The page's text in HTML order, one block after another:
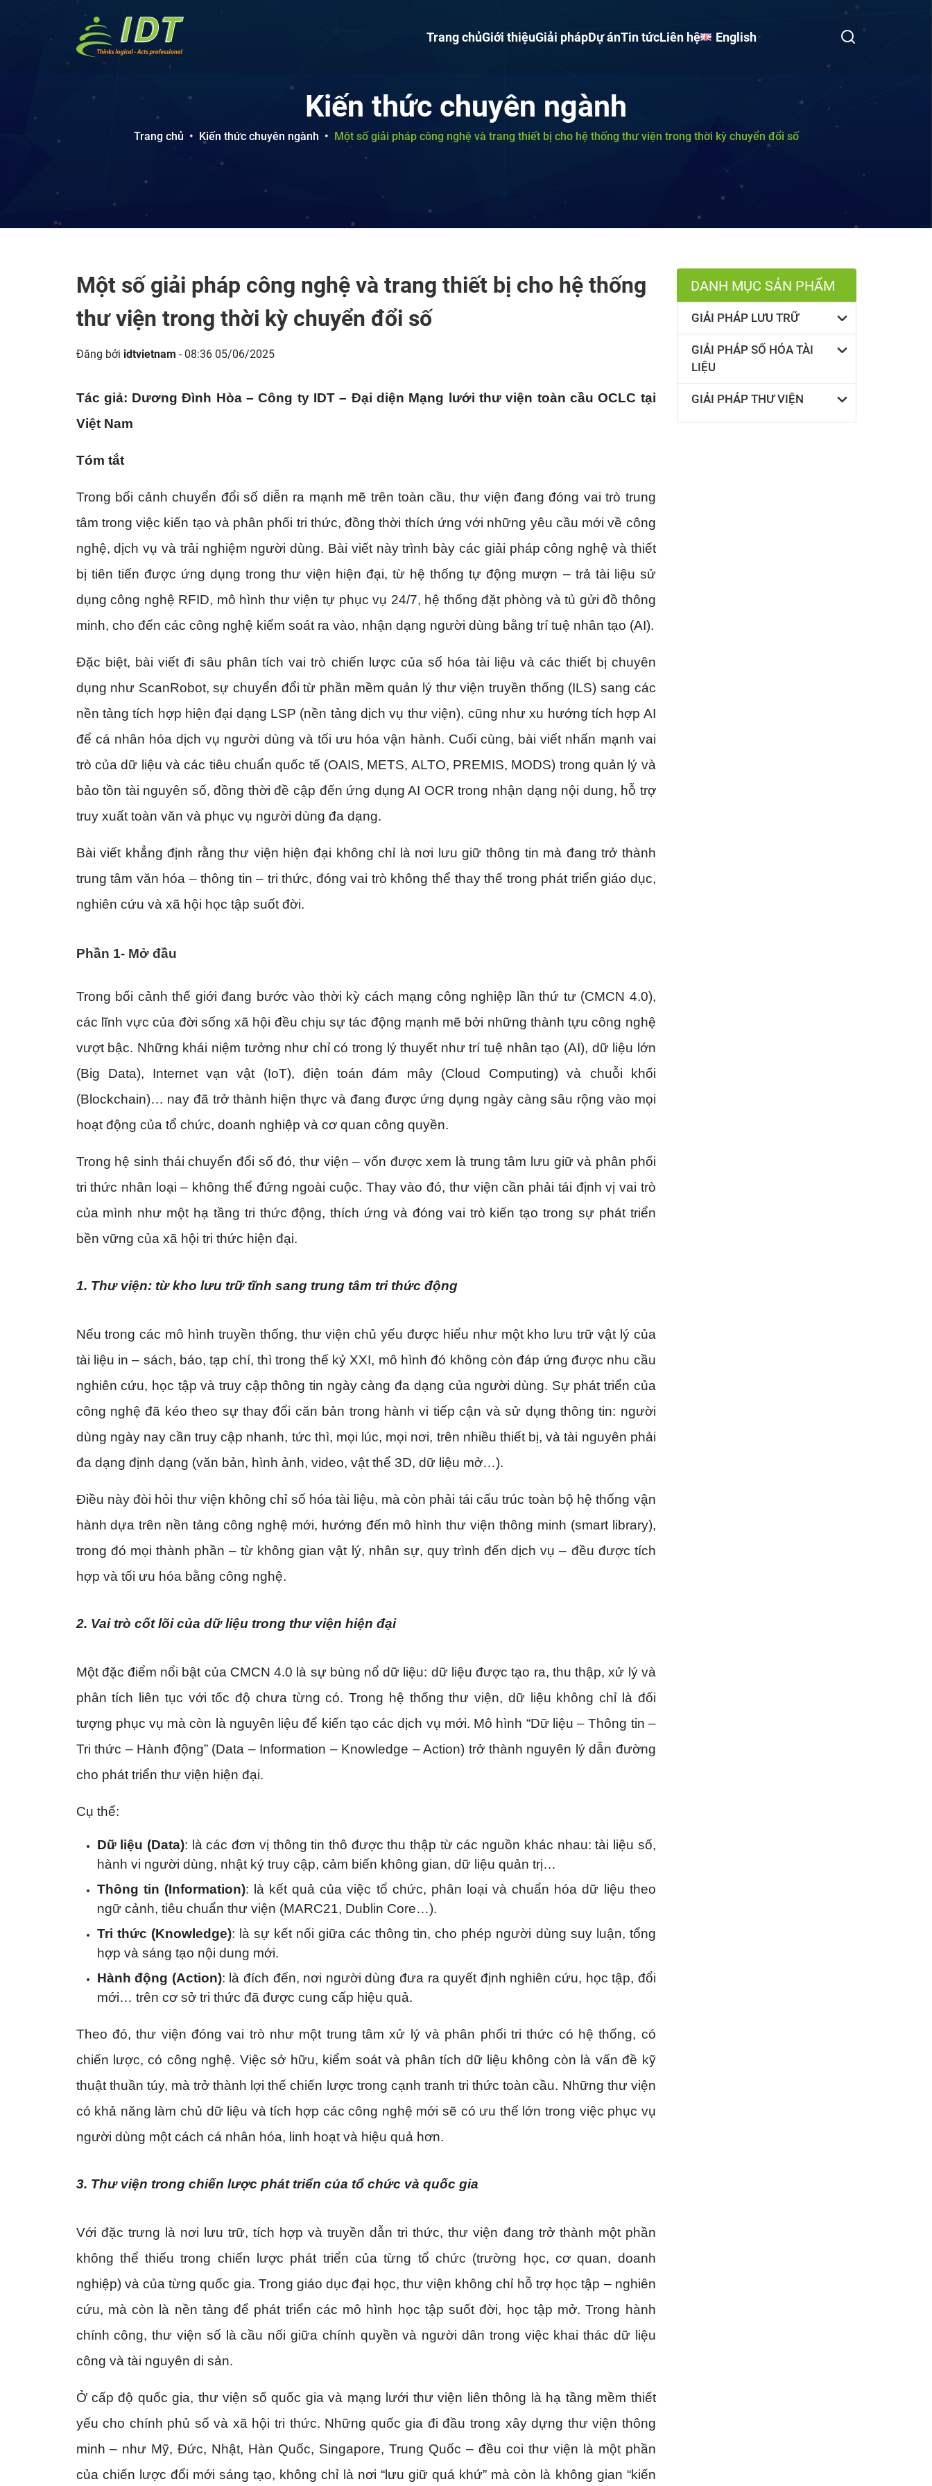
Trang chủGiới thiệuGiải phápDự ánTin tứcLiên hệ English
Kiến thức chuyên ngành
Trang chủ • Kiến thức chuyên ngành • Một số giải pháp công nghệ và trang thiết bị cho hệ thống thư viện trong thời kỳ chuyển đổi số
Một số giải pháp công nghệ và trang thiết bị cho hệ thống
thư viện trong thời kỳ chuyển đổi số
Đăng bởi idtvietnam - 08:36 05/06/2025
Tác giả: Dương Đình Hòa – Công ty IDT – Đại diện Mạng lưới thư viện toàn cầu OCLC tại
Việt Nam
Tóm tắt
Trong bối cảnh chuyển đổi số diễn ra mạnh mẽ trên toàn cầu, thư viện đang đóng vai trò trung
tâm trong việc kiến tạo và phân phối tri thức, đồng thời thích ứng với những yêu cầu mới về công
nghệ, dịch vụ và trải nghiệm người dùng. Bài viết này trình bày các giải pháp công nghệ và thiết
bị tiên tiến được ứng dụng trong thư viện hiện đại, từ hệ thống tự động mượn – trả tài liệu sử
dụng công nghệ RFID, mô hình thư viện tự phục vụ 24/7, hệ thống đặt phòng và tủ gửi đồ thông
minh, cho đến các công nghệ kiểm soát ra vào, nhận dạng người dùng bằng trí tuệ nhân tạo (AI).
Đặc biệt, bài viết đi sâu phân tích vai trò chiến lược của số hóa tài liệu và các thiết bị chuyên
dụng như ScanRobot, sự chuyển đổi từ phần mềm quản lý thư viện truyền thống (ILS) sang các
nền tảng tích hợp hiện đại dạng LSP (nền tảng dịch vụ thư viện), cũng như xu hướng tích hợp AI
để cá nhân hóa dịch vụ người dùng và tối ưu hóa vận hành. Cuối cùng, bài viết nhấn mạnh vai
trò của dữ liệu và các tiêu chuẩn quốc tế (OAIS, METS, ALTO, PREMIS, MODS) trong quản lý và
bảo tồn tài nguyên số, đồng thời đề cập đến ứng dụng AI OCR trong nhận dạng nội dung, hỗ trợ
truy xuất toàn văn và phục vụ người dùng đa dạng.
Bài viết khẳng định rằng thư viện hiện đại không chỉ là nơi lưu giữ thông tin mà đang trở thành
trung tâm văn hóa – thông tin – tri thức, đóng vai trò không thể thay thế trong phát triển giáo dục,
nghiên cứu và xã hội học tập suốt đời.
Phần 1- Mở đầu
Trong bối cảnh thế giới đang bước vào thời kỳ cách mạng công nghiệp lần thứ tư (CMCN 4.0),
các lĩnh vực của đời sống xã hội đều chịu sự tác động mạnh mẽ bởi những thành tựu công nghệ
vượt bậc. Những khái niệm tưởng như chỉ có trong lý thuyết như trí tuệ nhân tạo (AI), dữ liệu lớn
(Big Data), Internet vạn vật (IoT), điện toán đám mây (Cloud Computing) và chuỗi khối
(Blockchain)… nay đã trở thành hiện thực và đang được ứng dụng ngày càng sâu rộng vào mọi
hoạt động của tổ chức, doanh nghiệp và cơ quan công quyền.
Trong hệ sinh thái chuyển đổi số đó, thư viện – vốn được xem là trung tâm lưu giữ và phân phối
tri thức nhân loại – không thể đứng ngoài cuộc. Thay vào đó, thư viện cần phải tái định vị vai trò
của mình như một hạ tầng tri thức động, thích ứng và đóng vai trò kiến tạo trong sự phát triển
bền vững của xã hội tri thức hiện đại.
1. Thư viện: từ kho lưu trữ tĩnh sang trung tâm tri thức động
Nếu trong các mô hình truyền thống, thư viện chủ yếu được hiểu như một kho lưu trữ vật lý của
tài liệu in – sách, báo, tạp chí, thì trong thế kỷ XXI, mô hình đó không còn đáp ứng được nhu cầu
nghiên cứu, học tập và truy cập thông tin ngày càng đa dạng của người dùng. Sự phát triển của
công nghệ đã kéo theo sự thay đổi căn bản trong hành vi tiếp cận và sử dụng thông tin: người
dùng ngày nay cần truy cập nhanh, tức thì, mọi lúc, mọi nơi, trên nhiều thiết bị, và tài nguyên phải
đa dạng định dạng (văn bản, hình ảnh, video, vật thể 3D, dữ liệu mở…).
Điều này đòi hỏi thư viện không chỉ số hóa tài liệu, mà còn phải tái cấu trúc toàn bộ hệ thống vận
hành dựa trên nền tảng công nghệ mới, hướng đến mô hình thư viện thông minh (smart library),
trong đó mọi thành phần – từ không gian vật lý, nhân sự, quy trình đến dịch vụ – đều được tích
hợp và tối ưu hóa bằng công nghệ.
2. Vai trò cốt lõi của dữ liệu trong thư viện hiện đại
Một đặc điểm nổi bật của CMCN 4.0 là sự bùng nổ dữ liệu: dữ liệu được tạo ra, thu thập, xử lý và
phân tích liên tục với tốc độ chưa từng có. Trong hệ thống thư viện, dữ liệu không chỉ là đối
tượng phục vụ mà còn là nguyên liệu để kiến tạo các dịch vụ mới. Mô hình “Dữ liệu – Thông tin –
Tri thức – Hành động” (Data – Information – Knowledge – Action) trở thành nguyên lý dẫn đường
cho phát triển thư viện hiện đại.
Cụ thể:
Dữ liệu (Data): là các đơn vị thông tin thô được thu thập từ các nguồn khác nhau: tài liệu số,
hành vi người dùng, nhật ký truy cập, cảm biến không gian, dữ liệu quản trị…
Thông tin (Information): là kết quả của việc tổ chức, phân loại và chuẩn hóa dữ liệu theo
ngữ cảnh, tiêu chuẩn thư viện (MARC21, Dublin Core…).
Tri thức (Knowledge): là sự kết nối giữa các thông tin, cho phép người dùng suy luận, tổng
hợp và sáng tạo nội dung mới.
Hành động (Action): là đích đến, nơi người dùng đưa ra quyết định nghiên cứu, học tập, đổi
mới… trên cơ sở tri thức đã được cung cấp hiệu quả.
Theo đó, thư viện đóng vai trò như một trung tâm xử lý và phân phối tri thức có hệ thống, có
chiến lược, có công nghệ. Việc sở hữu, kiểm soát và phân tích dữ liệu không còn là vấn đề kỹ
thuật thuần túy, mà trở thành lợi thế chiến lược trong cạnh tranh tri thức toàn cầu. Những thư viện
có khả năng làm chủ dữ liệu và tích hợp các công nghệ mới sẽ có ưu thế lớn trong việc phục vụ
người dùng một cách cá nhân hóa, linh hoạt và hiệu quả hơn.
3. Thư viện trong chiến lược phát triển của tổ chức và quốc gia
Với đặc trưng là nơi lưu trữ, tích hợp và truyền dẫn tri thức, thư viện đang trở thành một phần
không thể thiếu trong chiến lược phát triển của từng tổ chức (trường học, cơ quan, doanh
nghiệp) và của từng quốc gia. Trong giáo dục đại học, thư viện không chỉ hỗ trợ học tập – nghiên
cứu, mà còn là nền tảng để phát triển các mô hình học tập suốt đời, học tập mở. Trong hành
chính công, thư viện số là cầu nối giữa chính quyền và người dân trong việc khai thác dữ liệu
công và tài nguyên di sản.
Ở cấp độ quốc gia, thư viện số quốc gia và mạng lưới thư viện liên thông là hạ tầng mềm thiết
yếu cho chính phủ số và xã hội tri thức. Những quốc gia đi đầu trong xây dựng thư viện thông
minh – như Mỹ, Đức, Nhật, Hàn Quốc, Singapore, Trung Quốc – đều coi thư viện là một phần
của chiến lược đổi mới sáng tạo, không chỉ là nơi “lưu giữ quá khứ” mà còn là không gian “kiến
DANH MỤC SẢN PHẨM
GIẢI PHÁP LƯU TRỮ
GIẢI PHÁP SỐ HÓA TÀI
LIỆU
GIẢI PHÁP THƯ VIỆN